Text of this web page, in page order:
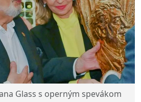
Glass s operným spevákom